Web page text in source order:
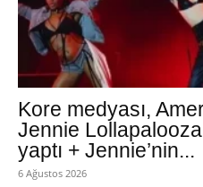
Kore medyası,
Jennie
yaptı + Jennie’nin...
6 Ağustos 2026